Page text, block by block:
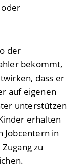
der
bekommt,
dass er
auf eigenen
unterstützen
erhalten
Jobcentern in
zu